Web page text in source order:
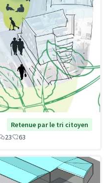
Retenue par le tri citoyen
23 63